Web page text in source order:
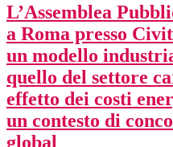
L’Assemblea
a Roma presso
un modello
quello del settore
effetto dei costi
un contesto di
global